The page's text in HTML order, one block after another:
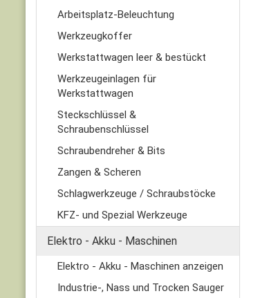
Arbeitsplatz-Beleuchtung
Werkzeugkoffer
Werkstattwagen leer & bestückt
Werkzeugeinlagen für
Werkstattwagen
Steckschlüssel &
Schraubenschlüssel
Schraubendreher & Bits
Zangen & Scheren
Schlagwerkzeuge / Schraubstöcke
KFZ- und Spezial Werkzeuge
Elektro - Akku - Maschinen
Elektro - Akku - Maschinen anzeigen
Industrie-, Nass und Trocken Sauger